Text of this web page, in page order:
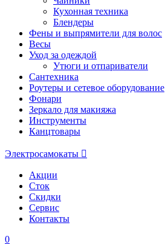
Кухонная техника
Блендеры
Фены и выпрямители для волос
Весы
Уход за одеждой
Утюги и отпариватели
Сантехника
Роутеры и сетевое оборудование
Фонари
Зеркало для макияжа
Инструменты
Канцтовары
Электросамокаты
Акции
Сток
Скидки
Сервис
Контакты
0